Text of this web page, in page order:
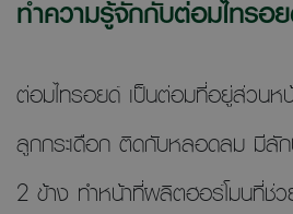
ทำความรู้จักกับต่อมไทรอ
ต่อมไทรอยด์ เป็นต่อมที่อยู่ส่วนห
ลูกกระเดือก ติดกับหลอดลม มีลั
2 ข้าง ทำหน้าที่ผลิตฮอร์โมนที่ช่ว